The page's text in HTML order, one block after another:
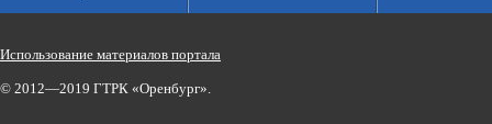
Использование материалов портала
© 2012—2019 ГТРК «Оренбург».